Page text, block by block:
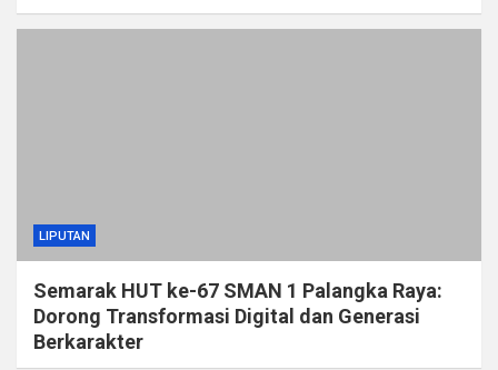
LIPUTAN
Semarak HUT ke-67 SMAN 1 Palangka Raya:
Dorong Transformasi Digital dan Generasi
Berkarakter